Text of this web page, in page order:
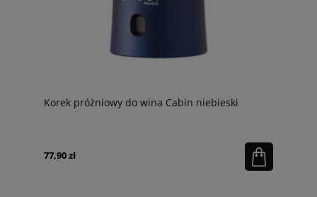
Korek próżniowy do wina Cabin niebieski
77,90 zł